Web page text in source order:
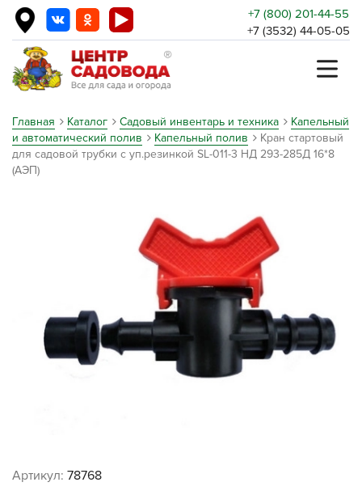
+7 (800) 201-44-55
+7 (3532) 44-05-05
Главная Каталог Садовый инвентарь и техника
Капельный
и автоматический полив
Капельный полив
Кран стартовый
для садовой трубки с уп.резинкой SL-011-3 НД 293-285Д 16*8
(АЭП)
Артикул: 78768